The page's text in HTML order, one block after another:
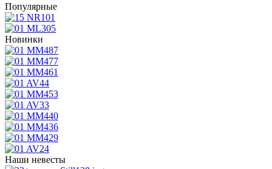
Популярные
Новинки
Наши невесты